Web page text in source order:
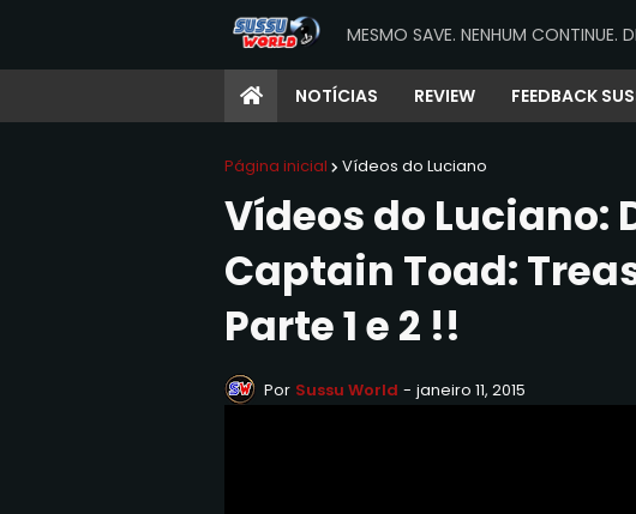
MESMO SAVE. NENHUM CONTINUE.
NOTÍCIAS REVIEW FEEDBACK
Página inicial Vídeos do Luciano
Vídeos do Luciano:
Captain Toad:
Parte 1 e 2 !!
Por Sussu World - janeiro 11, 2015